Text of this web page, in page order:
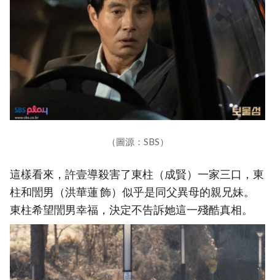
（圖源：SBS）
這樣看來，許壹導殺害了東柱（成賢）一家三口，東
柱和誾男（洪華蓮 飾）似乎是同父異母的親兄妹。
東柱希望誾男幸福，決定不告訴她這一殘酷真相。